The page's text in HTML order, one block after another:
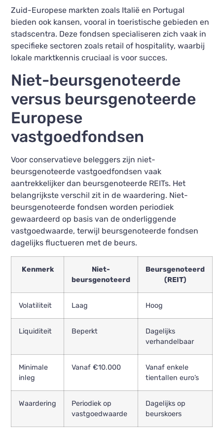
Zuid-Europese markten zoals Italië en Portugal
bieden ook kansen, vooral in toeristische gebieden en
stadscentra. Deze fondsen specialiseren zich vaak in
specifieke sectoren zoals retail of hospitality, waarbij
lokale marktkennis cruciaal is voor succes.
Niet-beursgenoteerde
versus beursgenoteerde
Europese
vastgoedfondsen
Voor conservatieve beleggers zijn niet-
beursgenoteerde vastgoedfondsen vaak
aantrekkelijker dan beursgenoteerde REITs. Het
belangrijkste verschil zit in de waardering. Niet-
beursgenoteerde fondsen worden periodiek
gewaardeerd op basis van de onderliggende
vastgoedwaarde, terwijl beursgenoteerde fondsen
dagelijks fluctueren met de beurs.
Kenmerk
Niet-
beursgenoteerd
Beursgenoteerd
(REIT)
Volatiliteit Laag Hoog
Liquiditeit Beperkt
Dagelijks
verhandelbaar
Minimale
inleg
Vanaf €10.000
Vanaf enkele
tientallen euro’s
Waardering
Periodiek op
vastgoedwaarde
Dagelijks op
beurskoers